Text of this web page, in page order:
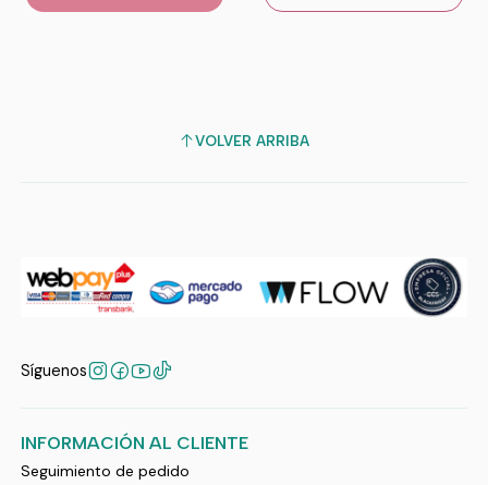
VOLVER ARRIBA
Síguenos
INFORMACIÓN AL CLIENTE
Seguimiento de pedido